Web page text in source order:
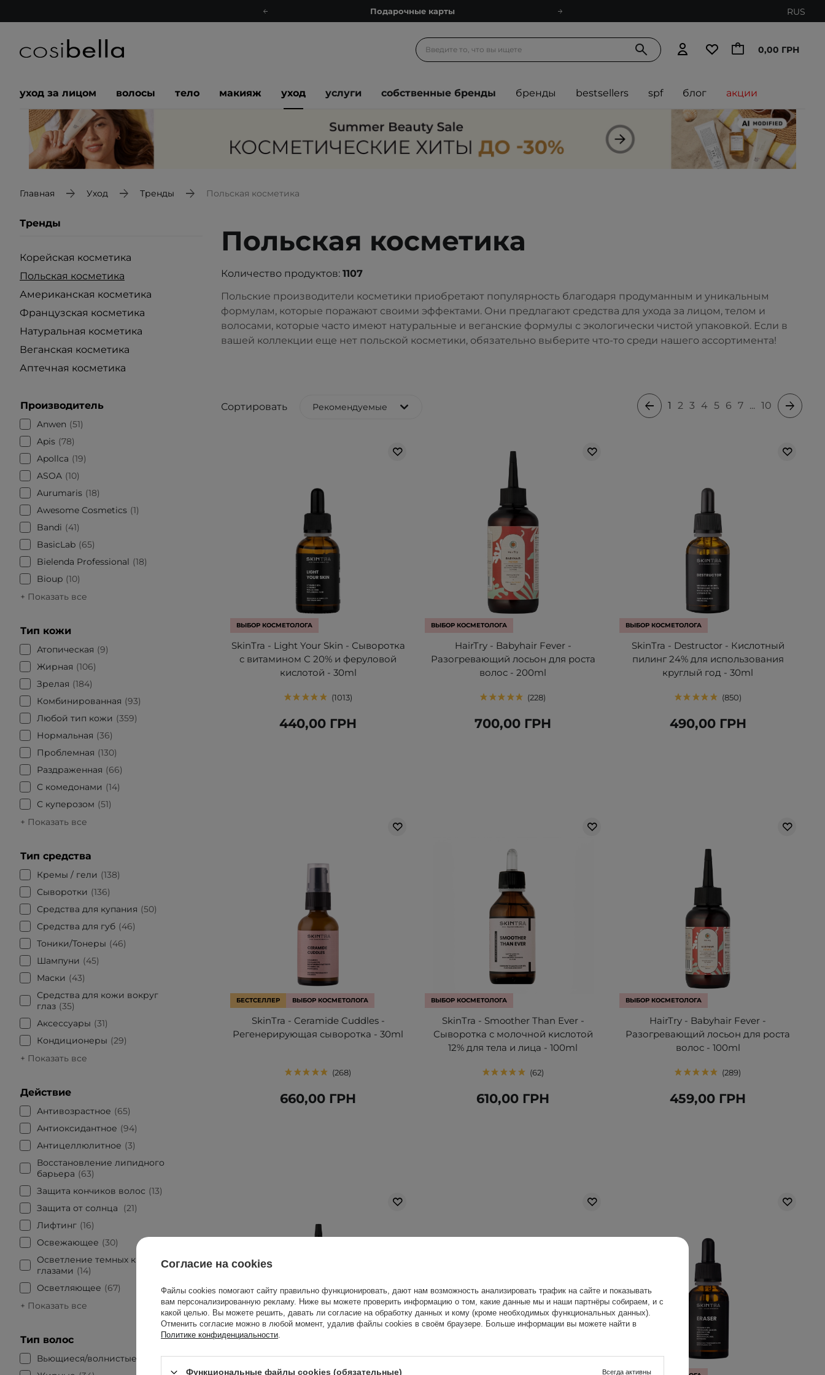
Подарочные карты
Спроси косметолога
Доставка с любовью
Подарочные карты
Блог
RUS
0,00 ГРН
уход за лицом волосы тело макияж уход услуги собственные бренды бренды bestsellers spf блог акции
Главная Уход Тренды Польская косметика
Тренды
Корейская косметика
Польская косметика
Американская косметика
Французская косметика
Натуральная косметика
Веганская косметика
Аптечная косметика
Производитель
Anwen
51
Apis 78
Apollca
19
ASOA 10
Aurumaris 18
Awesome Cosmetics 1
Bandi
41
BasicLab
65
Bielenda Professional
18
Bioup 10
+ Показать все
Тип кожи
Атопическая
9
Жирная
106
Зрелая
184
Комбинированная
93
Любой тип кожи
359
Нормальная
36
Проблемная
130
Раздраженная
66
С комедонами
14
С куперозом
51
+ Показать все
Тип средства
Кремы / гели
138
Сыворотки
136
Средства для купания
50
Средства для губ
46
Тоники/Тонеры
46
Шампуни
45
Маски
43
Средства для кожи вокруг
глаз 35
Аксессуары
31
Кондиционеры
29
+ Показать все
Действие
Антивозрастное
65
Антиоксидантное
94
Антицеллюлитное
3
Восстановление липидного
барьера
63
Защита кончиков волос
13
Защита от солнца
21
Лифтинг 16
Освежающее
30
Осветление темных кругов под
глазами
14
Осветляющее
67
+ Показать все
Тип волос
Вьющиеся/волнистые
Польская косметика
Количество продуктов: 1107
Польские производители косметики приобретают популярность благодаря продуманным и уникальным
формулам, которые поражают своими эффектами. Они предлагают средства для ухода за лицом, телом и
волосами, которые часто имеют натуральные и веганские формулы с экологически чистой упаковкой. Если в
вашей коллекции еще нет польской косметики, обязательно выберите что-то среди нашего ассортимента!
Сортировать Рекомендуемые 1 2 3 4 5 6 7 ... 10
ВЫБОР КОСМЕТОЛОГА
SkinTra - Light Your Skin - Сыворотка
с витамином С 20% и феруловой
кислотой - 30ml
1013
440,00 ГРН
ВЫБОР КОСМЕТОЛОГА
HairTry - Babyhair Fever -
Разогревающий лосьон для роста
волос - 200ml
228
700,00 ГРН
ВЫБОР КОСМЕТОЛОГА
SkinTra - Destructor - Кислотный
пилинг 24% для использования
круглый год - 30ml
850
490,00 ГРН
БЕСТСЕЛЛЕР ВЫБОР КОСМЕТОЛОГА
SkinTra - Ceramide Cuddles -
Регенерирующая сыворотка - 30ml
268
660,00 ГРН
ВЫБОР КОСМЕТОЛОГА
SkinTra - Smoother Than Ever -
Сыворотка с молочной кислотой
12% для тела и лица - 100ml
62
610,00 ГРН
ВЫБОР КОСМЕТОЛОГА
HairTry - Babyhair Fever -
Разогревающий лосьон для роста
волос - 100ml
289
459,00 ГРН
Согласие на cookies
Файлы cookies помогают сайту правильно функционировать, дают нам возможность анализировать трафик на сайте и показывать
вам персонализированную рекламу. Ниже вы можете проверить информацию о том, какие данные мы и наши партнёры собираем, и с
какой целью. Вы можете решить, давать ли согласие на обработку данных и кому (кроме необходимых функциональных данных).
Отменить согласие можно в любой момент, удалив файлы cookies в своём браузере. Больше информации вы можете найти в
Политике конфиденциальности.
Функциональные файлы cookies (обязательные) Всегда активны